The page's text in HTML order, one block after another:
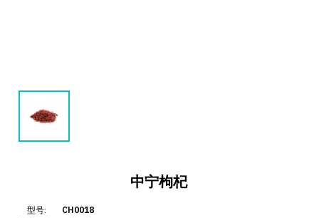
中宁枸杞
型号:
CH0018